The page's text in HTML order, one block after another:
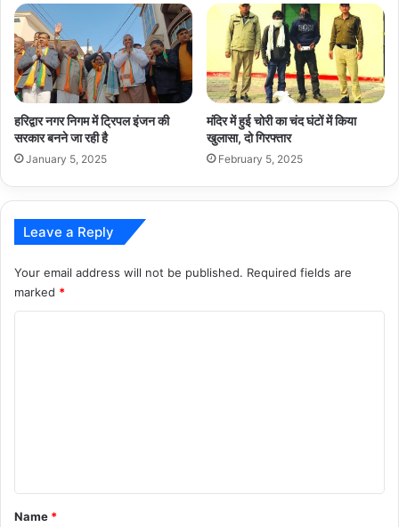
हरिद्वार नगर निगम में ट्रिपल इंजन की
सरकार बनने जा रही है
January 5, 2025
मंदिर में हुई चोरी का चंद घंटों में किया
खुलासा, दो गिरफ्तार
February 5, 2025
Leave a Reply
Your email address will not be published. Required fields are
marked *
*
Name *